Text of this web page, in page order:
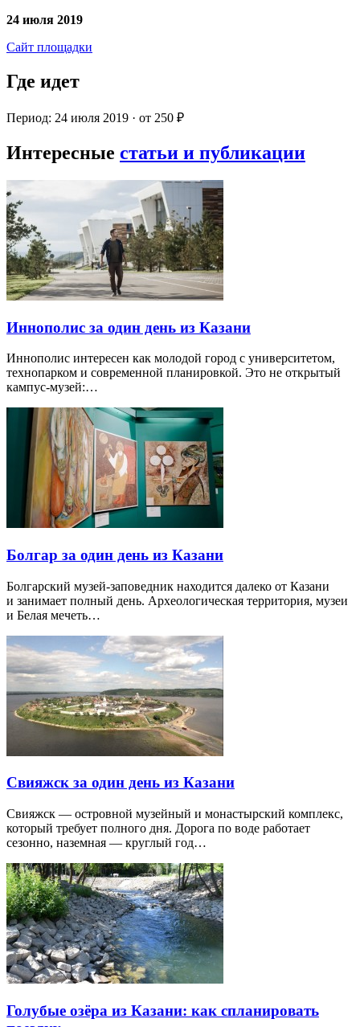
24 июля 2019
Сайт площадки
Где идет
Период: 24 июля 2019 · от 250 ₽
Интересные статьи и публикации
Иннополис за один день из Казани
Иннополис интересен как молодой город с университетом,
технопарком и современной планировкой. Это не открытый
кампус-музей:…
Болгар за один день из Казани
Болгарский музей-заповедник находится далеко от Казани
и занимает полный день. Археологическая территория, музеи
и Белая мечеть…
Свияжск за один день из Казани
Свияжск — островной музейный и монастырский комплекс,
который требует полного дня. Дорога по воде работает
сезонно, наземная — круглый год…
Голубые озёра из Казани: как спланировать